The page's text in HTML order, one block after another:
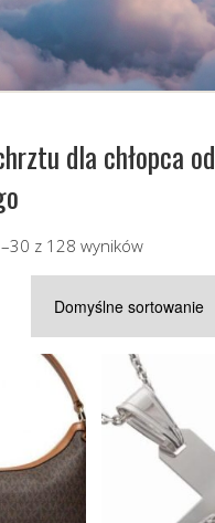
dla chłopca od
z 128 wyników